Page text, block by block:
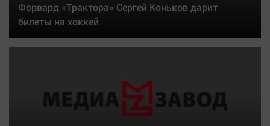
Форвард «Трактора» Сергей Коньков дарит
билеты на хоккей